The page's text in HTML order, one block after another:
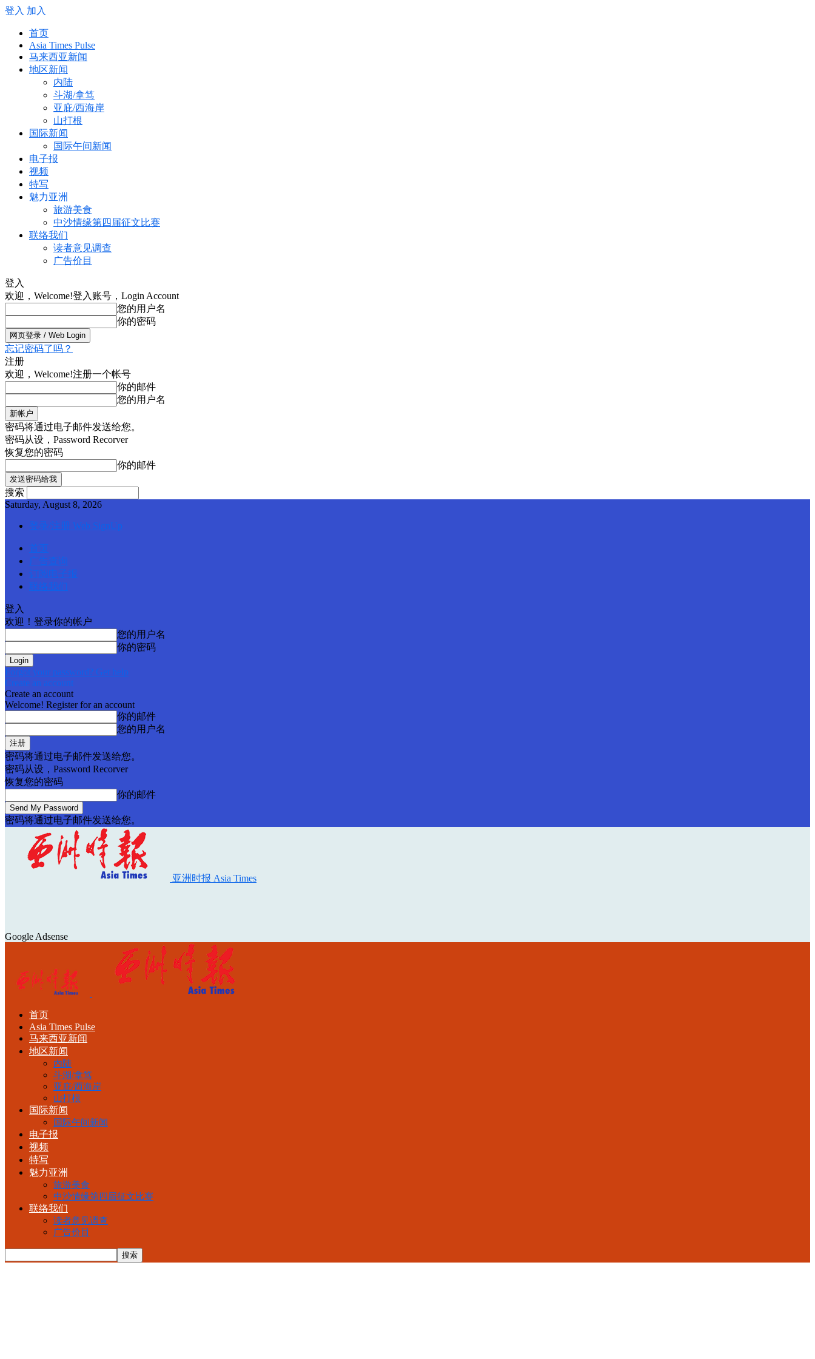
登入 加入
首页
Asia Times Pulse
马来西亚新闻
地区新闻
内陆
斗湖/拿笃
亚庇/西海岸
山打根
国际新闻
国际午间新闻
电子报
视频
特写
魅力亚洲
旅游美食
中沙情缘第四届征文比赛
联络我们
读者意见调查
广告价目
登入
欢迎，Welcome!登入账号，Login Account
您的用户名
你的密码
忘记密码了吗？
注册
欢迎，Welcome!注册一个帐号
你的邮件
您的用户名
密码将通过电子邮件发送给您。
密码从设，Password Recorver
恢复您的密码
你的邮件
搜索
Saturday, August 8, 2026
登录/注册 Web SignUp
首页
广告查询
订阅电子报
联络我们
登入
欢迎！登录你的帐户
您的用户名
你的密码
Forgot your password? Get help
Create an account
Create an account
Welcome! Register for an account
你的邮件
您的用户名
密码将通过电子邮件发送给您。
密码从设，Password Recorver
恢复您的密码
你的邮件
密码将通过电子邮件发送给您。
亚洲时报 Asia Times
Google Adsense
首页
Asia Times Pulse
马来西亚新闻
地区新闻
内陆
斗湖/拿笃
亚庇/西海岸
山打根
国际新闻
国际午间新闻
电子报
视频
特写
魅力亚洲
旅游美食
中沙情缘第四届征文比赛
联络我们
读者意见调查
广告价目